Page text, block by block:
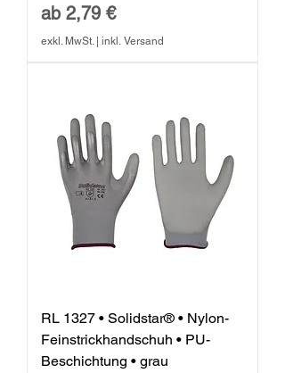
ab 2,79 €
Sale-Preis
exkl. MwSt. | inkl. Versand
RL 1327 • Solidstar® • Nylon-
Feinstrickhandschuh • PU-
Beschichtung • grau